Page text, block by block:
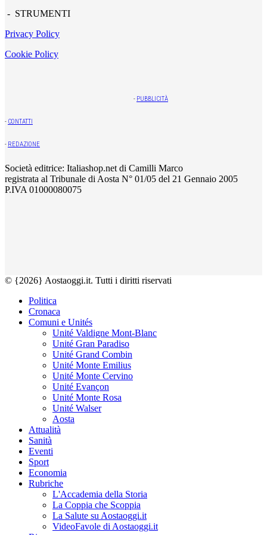
- STRUMENTI
Privacy Policy
Cookie Policy
- PUBBLICITÀ
- CONTATTI
- REDAZIONE
Società editrice: Italiashop.net di Camilli Marco
registrata al Tribunale di Aosta N° 01/05 del 21 Gennaio 2005
P.IVA 01000080075
© {2026} Aostaoggi.it. Tutti i diritti riservati
Politica
Cronaca
Comuni e Unités
Unité Valdigne Mont-Blanc
Unité Gran Paradiso
Unité Grand Combin
Unité Monte Emilius
Unité Monte Cervino
Unité Evançon
Unité Monte Rosa
Unité Walser
Aosta
Attualità
Sanità
Eventi
Sport
Economia
Rubriche
L'Accademia della Storia
La Coppia che Scoppia
La Salute su Aostaoggi.it
VideoFavole di Aostaoggi.it